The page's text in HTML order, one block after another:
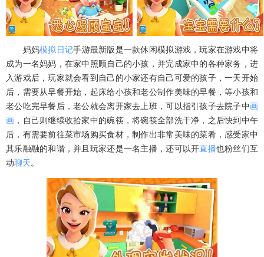
妈妈模拟 日记手游最新版是一款休闲模拟游戏，玩家在游戏中将
成为一名妈妈，在家中照顾自己的小孩，并完成家中的各种家务，进
入游戏后，玩家就会看到自己的小家还有自己可爱的孩子，一天开始
后，需要从早餐开始，起床给小孩和老公制作美味的早餐，等小孩和
老公吃完早餐后，老公就会离开家去上班，可以指引孩子去院子中画
画 ，自己则继续收拾家中的碗筷，将碗筷全部洗干净，之后快到中午
后，有需要前往菜市场购买食材，制作出非常美味的菜肴，感受家中
其乐融融的和谐，并且玩家还是一名主播，还可以开直播也粉丝们互
动聊天。